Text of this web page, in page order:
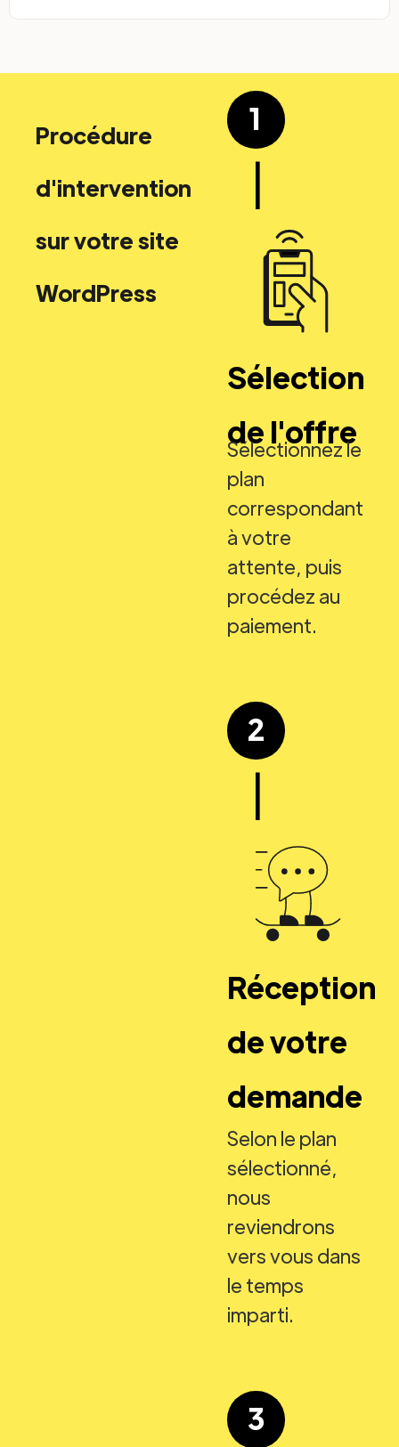
Procédure
d'intervention
sur votre site
WordPress
1
|
Sélection
de l'offre
Sélectionnez le
plan
correspondant
à votre
attente, puis
procédez au
paiement.
2
|
Réception
de votre
demande
Selon le plan
sélectionné,
nous
reviendrons
vers vous dans
le temps
imparti.
3